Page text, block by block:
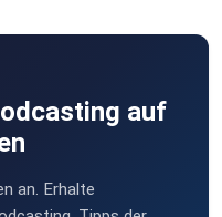
auf
an. Erhalte